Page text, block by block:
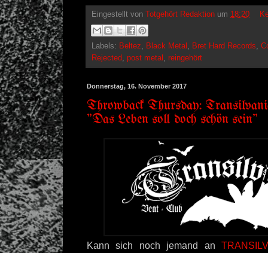
Eingestellt von Totgehört Redaktion um 18:20
Labels: Beltez Black Metal Bret Hard Records
Rejected post metal reingehört
Donnerstag, 16. November 2017
Throwback Thursday:
"Das Leben soll doch schön sein"
Kann sich noch jemand an